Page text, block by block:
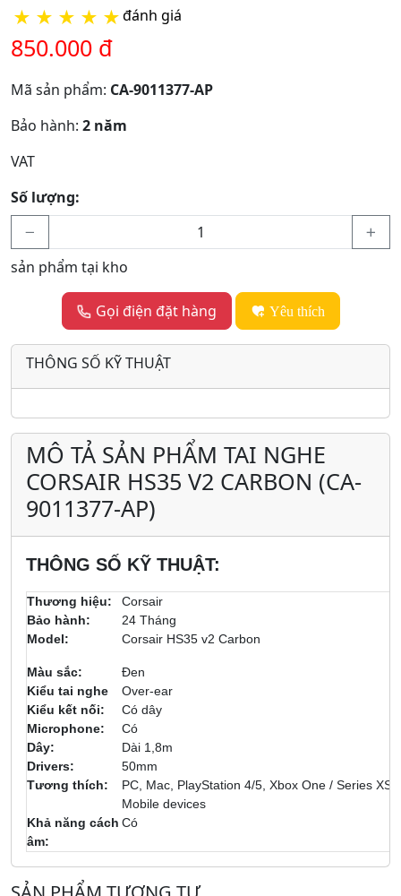
★ ★ ★ ★ ★đánh giá
850.000 đ
Mã sản phẩm: CA-9011377-AP
Bảo hành: 2 năm
VAT
Số lượng:
sản phẩm tại kho
Gọi điện đặt hàng Yêu thích
THÔNG SỐ KỸ THUẬT
MÔ TẢ SẢN PHẨM TAI NGHE
CORSAIR HS35 V2 CARBON (CA-
9011377-AP)
THÔNG SỐ KỸ THUẬT:
Thương hiệu:
Corsair
Bảo hành:
24 Tháng
Model:
Corsair HS35 v2 Carbon
Màu sắc:
Đen
Kiểu tai nghe
Over-ear
Kiểu kết nối:
Có dây
Microphone:
Có
Dây:
Dài 1,8m
Drivers:
50mm
Tương thích:
PC, Mac, PlayStation 4/5, Xbox One / Series XS,
Mobile devices
Khả năng cách
âm:
Có